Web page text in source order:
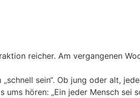
reicher. Am vergangenen
sein“. Ob jung oder alt,
hören: „Ein jeder Mensch